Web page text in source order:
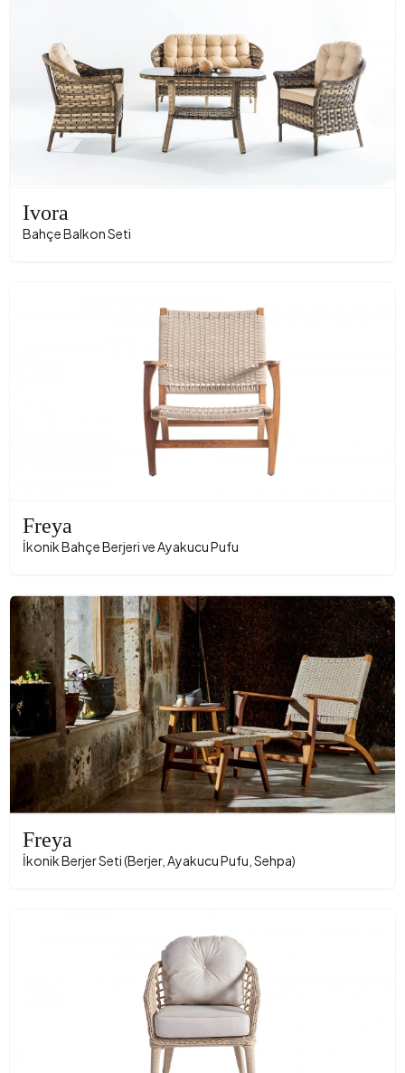
Ivora
Bahçe Balkon Seti
Freya
İkonik Bahçe Berjeri ve Ayakucu Pufu
Freya
İkonik Berjer Seti (Berjer, Ayakucu Pufu, Sehpa)